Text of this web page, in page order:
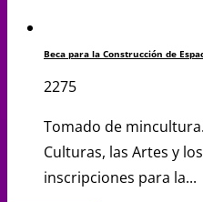
Beca para la Construcción de
2275
Tomado de
Culturas, las Artes y
inscripciones para la...